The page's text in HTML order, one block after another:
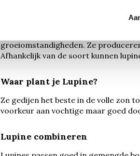
Lupines bloeien in de late lente tot
groeiomstandigheden. Ze
Afhankelijk van de soort kunnen
Waar plant je Lupine?
Ze gedijen het beste in de volle zon
voorkeur aan vochtige maar goed
Lupine combineren